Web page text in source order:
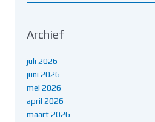
Archief
juli 2026
juni 2026
mei 2026
april 2026
maart 2026